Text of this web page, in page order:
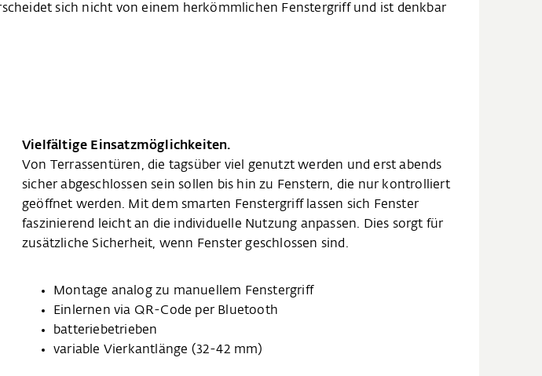
sich nicht von einem herkömmlichen Fenstergriff und ist denkbar
Vielfältige Einsatzmöglichkeiten.
Von Terrassentüren, die tagsüber viel genutzt werden und erst abends
sicher abgeschlossen sein sollen bis hin zu Fenstern, die nur kontrolliert
geöffnet werden. Mit dem smarten Fenstergriff lassen sich Fenster
faszinierend leicht an die individuelle Nutzung anpassen. Dies sorgt für
zusätzliche Sicherheit, wenn Fenster geschlossen sind.
Montage analog zu manuellem Fenstergriff
Einlernen via QR-Code per Bluetooth
batteriebetrieben
variable Vierkantlänge (32-42 mm)